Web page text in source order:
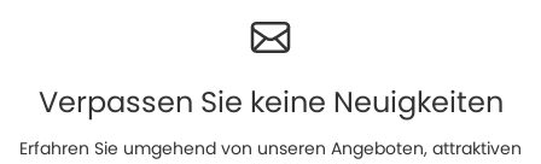
Verpassen Sie keine Neuigkeiten
Erfahren Sie umgehend von unseren Angeboten, attraktiven